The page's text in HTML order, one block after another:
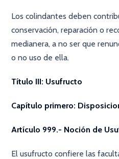
Los colindantes deben
conservación, reparación o
medianera, a no ser que
o no uso de ella.
Título III: Usufructo
Capítulo primero:
Artículo 999.- Noción de
El usufructo confiere las